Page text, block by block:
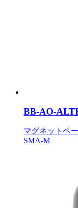
BB-AO-
マグネットベ
SMA-M